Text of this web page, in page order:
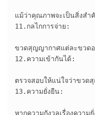
แม้ว่าคุณภาพจะเป็นสิ่งส
11.กลไกการจ่าย:
ขวดสุญญากาศแต่ละขวด
12.ความเข้ากันได้:
ตรวจสอบให้แน่ใจว่าขวด
13.ความยั่งยืน:
หากความกังวลเรื่องควา